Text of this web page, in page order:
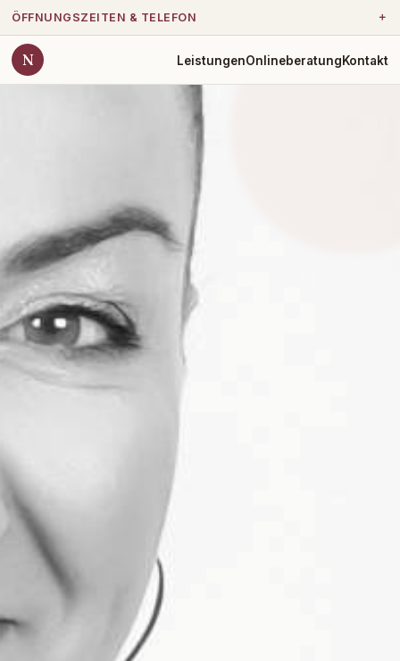
ÖFFNUNGSZEITEN & TELEFON ＋
N LeistungenOnlineberatungKontakt